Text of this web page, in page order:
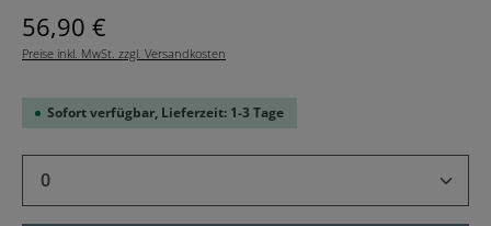
Regulärer Preis:
56,90 €
Preise inkl. MwSt. zzgl. Versandkosten
Sofort verfügbar, Lieferzeit: 1-3 Tage
Produkt Anzahl: Gib den gewünschten